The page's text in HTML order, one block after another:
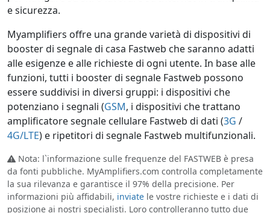
e sicurezza.
Myamplifiers offre una grande varietà di dispositivi di
booster di segnale di casa Fastweb che saranno adatti
alle esigenze e alle richieste di ogni utente. In base alle
funzioni, tutti i booster di segnale Fastweb possono
essere suddivisi in diversi gruppi: i dispositivi che
potenziano i segnali (GSM, i dispositivi che trattano
amplificatore segnale cellulare Fastweb di dati (3G /
4G/LTE) e ripetitori di segnale Fastweb multifunzionali.
Nota: l`informazione sulle frequenze del FASTWEB è presa
da fonti pubbliche. MyAmplifiers.com controlla completamente
la sua rilevanza e garantisce il 97% della precisione. Per
informazioni più affidabili, inviate le vostre richieste e i dati di
posizione ai nostri specialisti. Loro controlleranno tutto due